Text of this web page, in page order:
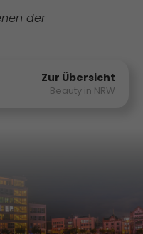
der
Zur Übersicht
Beauty in NRW